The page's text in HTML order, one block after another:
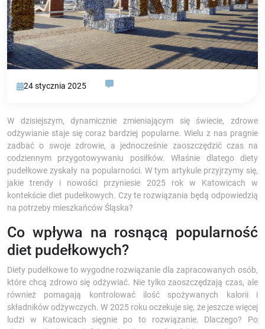
24 stycznia 2025
W dzisiejszym, dynamicznie zmieniającym się świecie, zdrowe
odżywianie staje się coraz bardziej popularne. Wielu z nas pragnie
zadbać o swoje zdrowie, a jednocześnie zaoszczędzić czas na
codziennym przygotowywaniu posiłków. Właśnie dlatego diety
pudełkowe zyskały na popularności. W tym artykule przyjrzymy się,
jakie trendy i nowości przyniesie 2025 rok w Katowicach w
kontekście diet pudełkowych. Czy te rozwiązania będą odpowiedzią
na potrzeby mieszkańców Śląska?
Co wpływa na rosnącą popularność
diet pudełkowych?
Diety pudełkowe to wygodne rozwiązanie dla zapracowanych osób,
które chcą zdrowo się odżywiać. Nie tylko zaoszczędzają czas, ale
również pomagają kontrolować ilość spożywanych kalorii i
składników odżywczych. W 2025 roku oczekuje się, że jeszcze więcej
ludzi w Katowicach sięgnie po to rozwiązanie. Dlaczego? Po